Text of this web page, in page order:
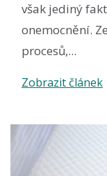
však jediný
onemocnění.
procesů,...
Zobrazit článek